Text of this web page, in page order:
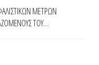
ΜΕΤΡΩΝ
ΤΟΥ